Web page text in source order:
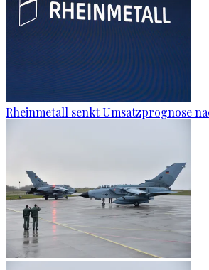
Rheinmetall senkt Umsatzprognose